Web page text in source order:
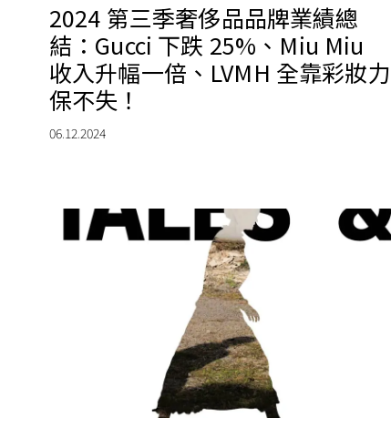
2024 第三季奢侈品品牌業績總
結：Gucci 下跌 25%、Miu Miu
收入升幅一倍、LVMH 全靠彩妝力
保不失！
06.12.2024